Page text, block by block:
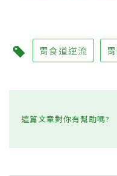
胃食道逆流
這篇文章對你有幫助嗎?